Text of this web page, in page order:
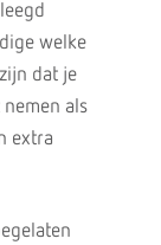
welke
dat je
als
extra